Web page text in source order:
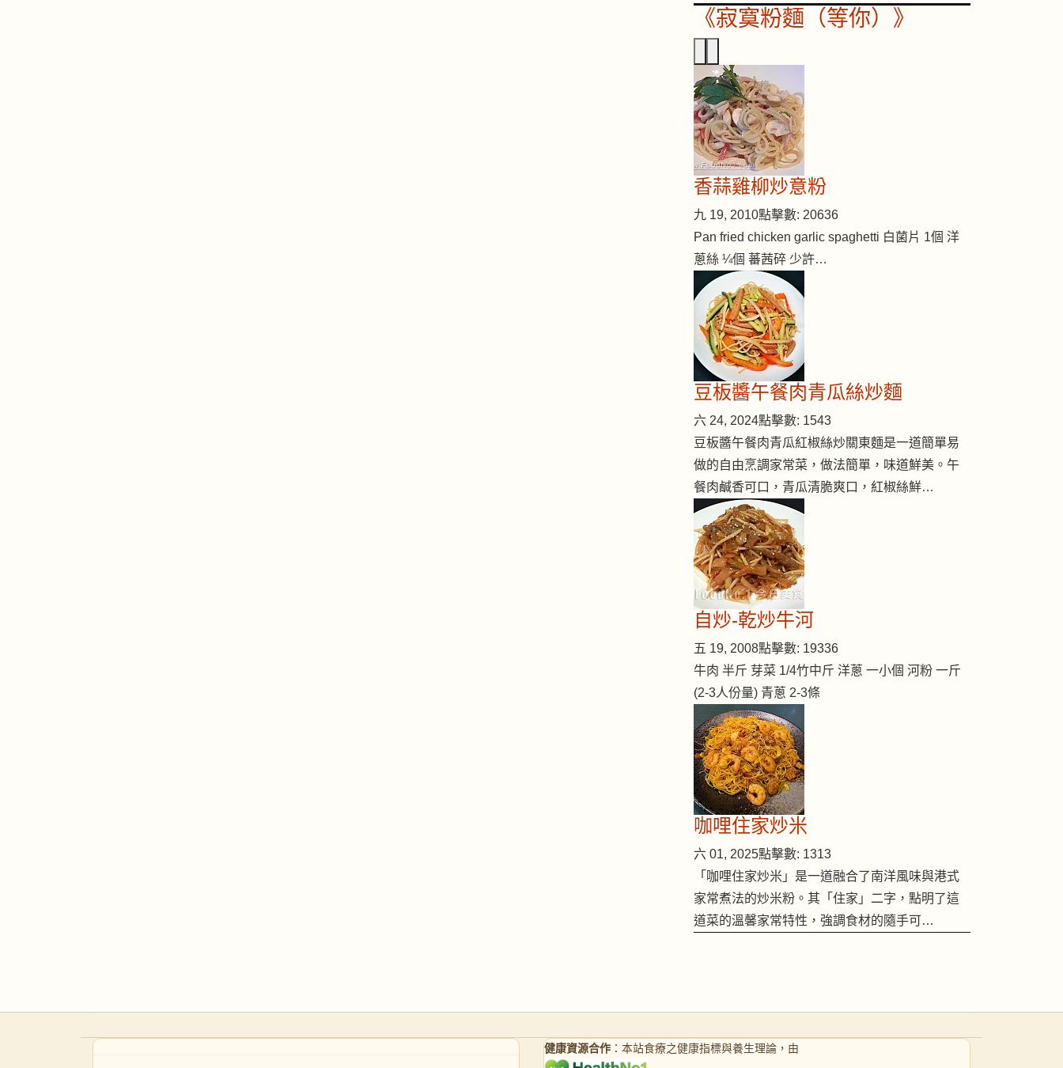
《寂寞粉麵（等你）》
香蒜雞柳炒意粉
九 19, 2010點擊數: 20636
Pan fried chicken garlic spaghetti 白菌片 1個 洋
蔥絲 ¼個 蕃茜碎 少許…
豆板醬午餐肉青瓜絲炒麵
六 24, 2024點擊數: 1543
豆板醬午餐肉青瓜紅椒絲炒關東麵是一道簡單易
做的自由烹調家常菜，做法簡單，味道鮮美。午
餐肉鹹香可口，青瓜清脆爽口，紅椒絲鮮…
自炒-乾炒牛河
五 19, 2008點擊數: 19336
牛肉 半斤 芽菜 1/4竹中斤 洋蔥 一小個 河粉 一斤
(2-3人份量) 青蔥 2-3條
咖哩住家炒米
六 01, 2025點擊數: 1313
「咖哩住家炒米」是一道融合了南洋風味與港式
家常煮法的炒米粉。其「住家」二字，點明了這
道菜的溫馨家常特性，強調食材的隨手可…
健康資源合作 ：本站食療之健康指標與養生理論，由